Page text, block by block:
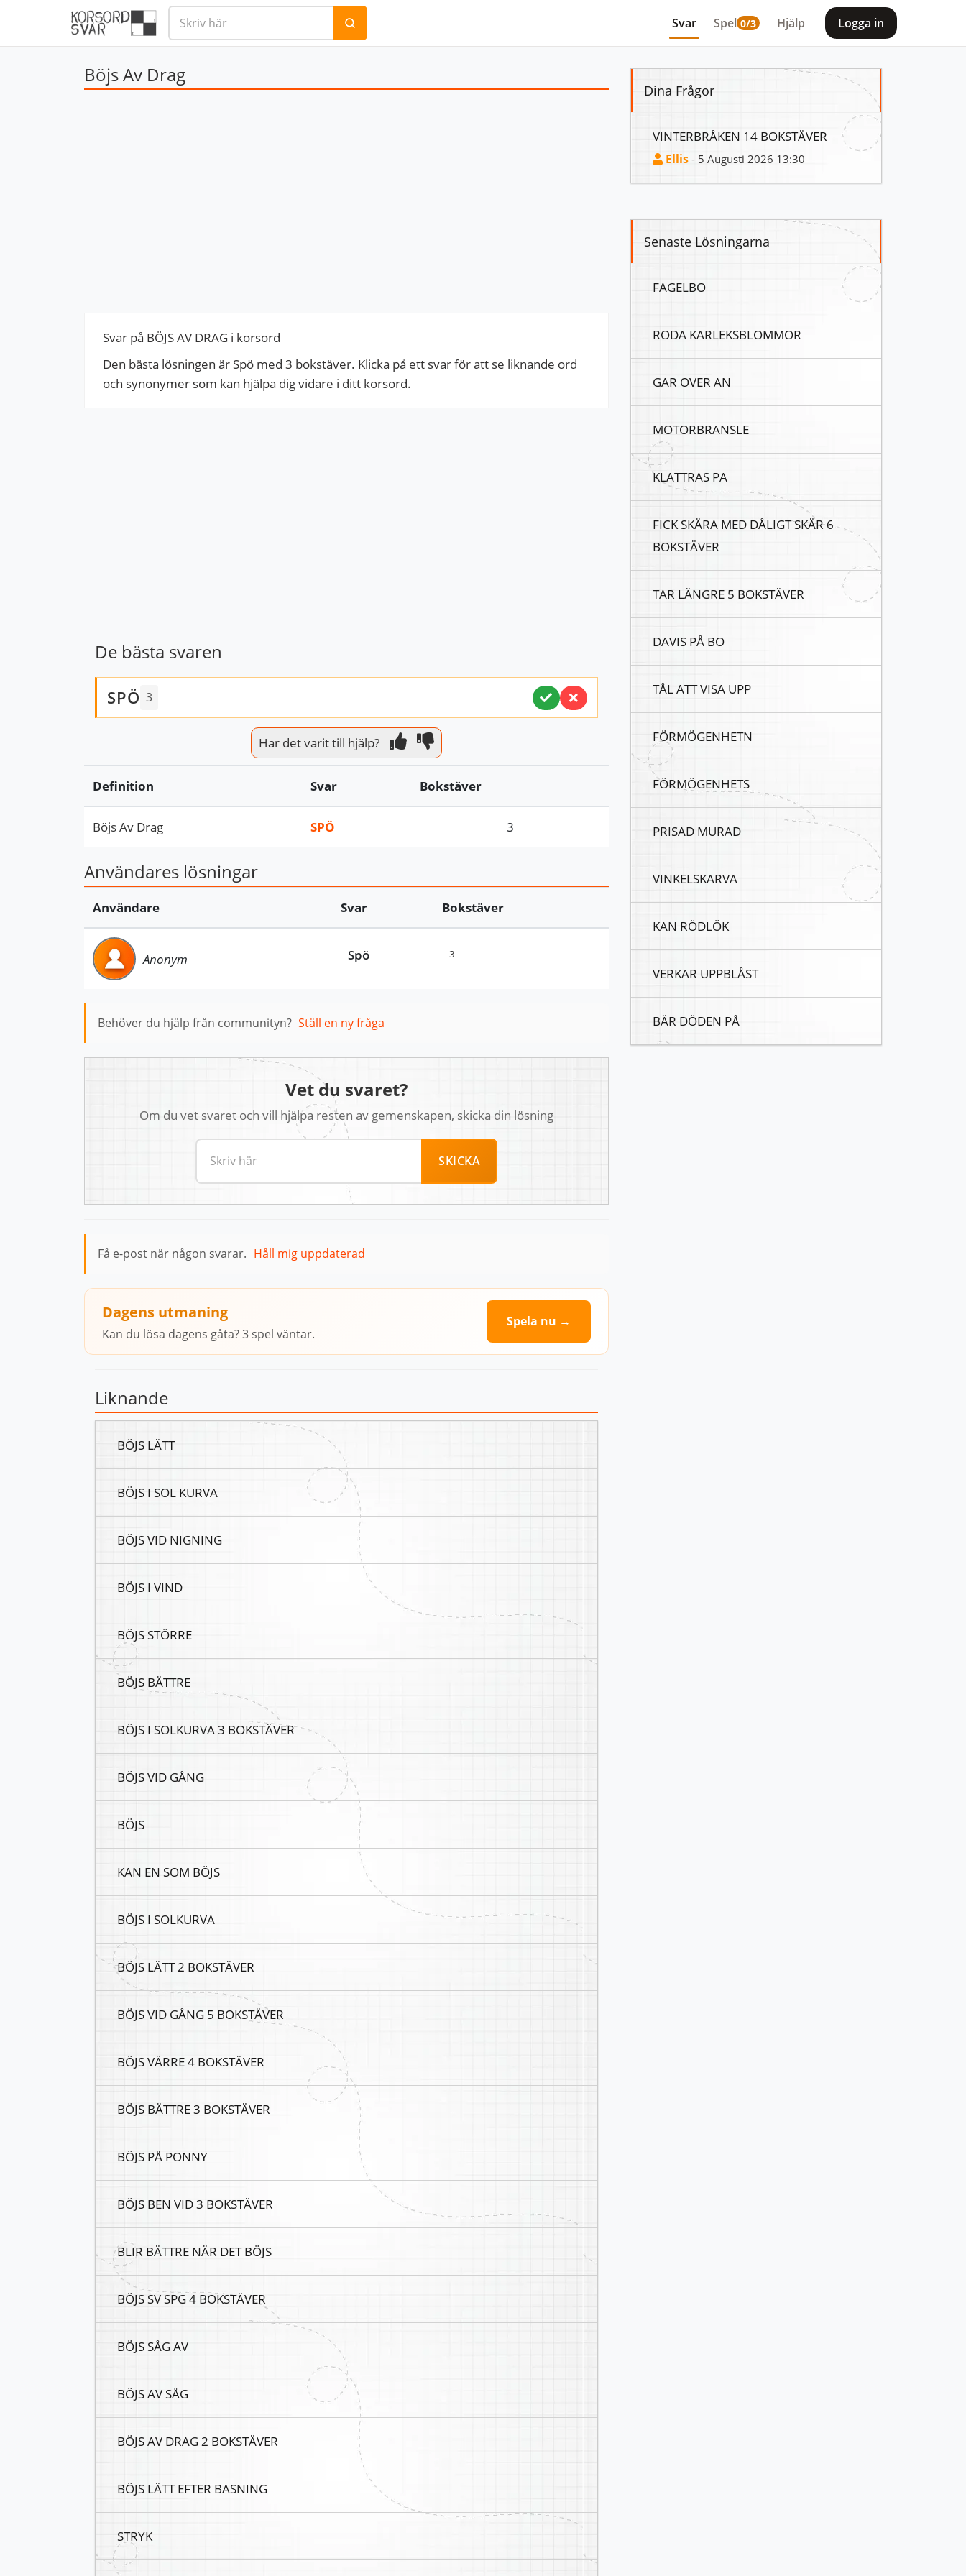
Svar Spel 0/3 Hjälp Logga in
Böjs Av Drag
Svar på BÖJS AV DRAG i korsord
Den bästa lösningen är Spö med 3 bokstäver. Klicka på ett svar för att se liknande ord
och synonymer som kan hjälpa dig vidare i ditt korsord.
De bästa svaren
SPÖ 3
Har det varit till hjälp?
Definition Svar Bokstäver
Böjs Av Drag SPÖ 3
Användares lösningar
Användare Svar Bokstäver
Anonym Spö 3
Behöver du hjälp från communityn? Ställ en ny fråga
Vet du svaret?
Om du vet svaret och vill hjälpa resten av gemenskapen, skicka din lösning
SKICKA
Få e-post när någon svarar. Håll mig uppdaterad
Dagens utmaning
Kan du lösa dagens gåta? 3 spel väntar.
Spela nu →
Liknande
BÖJS LÄTT
BÖJS I SOL KURVA
BÖJS VID NIGNING
BÖJS I VIND
BÖJS STÖRRE
BÖJS BÄTTRE
BÖJS I SOLKURVA 3 BOKSTÄVER
BÖJS VID GÅNG
BÖJS
KAN EN SOM BÖJS
BÖJS I SOLKURVA
BÖJS LÄTT 2 BOKSTÄVER
BÖJS VID GÅNG 5 BOKSTÄVER
BÖJS VÄRRE 4 BOKSTÄVER
BÖJS BÄTTRE 3 BOKSTÄVER
BÖJS PÅ PONNY
BÖJS BEN VID 3 BOKSTÄVER
BLIR BÄTTRE NÄR DET BÖJS
BÖJS SV SPG 4 BOKSTÄVER
BÖJS SÅG AV
BÖJS AV SÅG
BÖJS AV DRAG 2 BOKSTÄVER
BÖJS LÄTT EFTER BASNING
STRYK
Dina Frågor
VINTERBRÅKEN 14 BOKSTÄVER
Ellis - 5 Augusti 2026 13:30
Senaste Lösningarna
FAGELBO
RODA KARLEKSBLOMMOR
GAR OVER AN
MOTORBRANSLE
KLATTRAS PA
FICK SKÄRA MED DÅLIGT SKÄR 6
BOKSTÄVER
TAR LÄNGRE 5 BOKSTÄVER
DAVIS PÅ BO
TÅL ATT VISA UPP
FÖRMÖGENHETN
FÖRMÖGENHETS
PRISAD MURAD
VINKELSKARVA
KAN RÖDLÖK
VERKAR UPPBLÅST
BÄR DÖDEN PÅ